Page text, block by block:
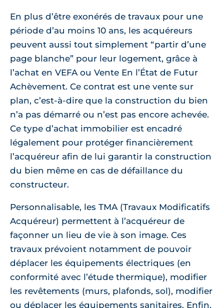
En plus d’être exonérés de travaux pour une
période d’au moins 10 ans, les acquéreurs
peuvent aussi tout simplement “partir d’une
page blanche” pour leur logement, grâce à
l’achat en VEFA ou Vente En l’État de Futur
Achèvement. Ce contrat est une vente sur
plan, c’est-à-dire que la construction du bien
n’a pas démarré ou n’est pas encore achevée.
Ce type d’achat immobilier est encadré
légalement pour protéger financièrement
l’acquéreur afin de lui garantir la construction
du bien même en cas de défaillance du
constructeur.
Personnalisable, les TMA (Travaux Modificatifs
Acquéreur) permettent à l’acquéreur de
façonner un lieu de vie à son image. Ces
travaux prévoient notamment de pouvoir
déplacer les équipements électriques (en
conformité avec l’étude thermique), modifier
les revêtements (murs, plafonds, sol), modifier
ou déplacer les équipements sanitaires. Enfin,